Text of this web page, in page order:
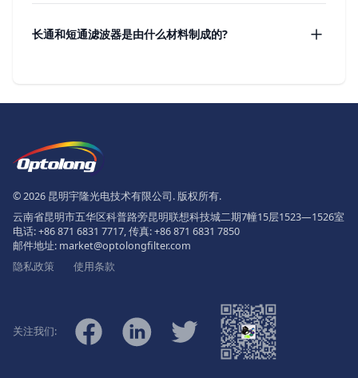
长通和短通滤波器是由什么材料制成的?
The Logo of Optolong Optics Co.,
© 2026 昆明宇隆光电技术有限公司. 版权所有.
云南省昆明市五华区科普路旁昆明联想科技城二期7幢15层1523—1526室
电话:+86 871 6831 7717, 传真:+86 871 6831 7850
邮件地址: market@optolongfilter.com
隐私政策
使用条款
关注我们: FacebookLinkedin Twitter
微信